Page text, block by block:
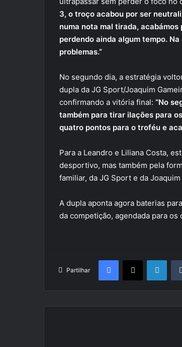
3, o troço acabou por ser
numa nota mal tirada,
perdendo ainda algum tempo.
problemas.”
No segundo dia, a estratégia
dupla da JG Sport/Joaquim
confirmando a vitória final: “No
também para tirar ilações para
quatro pontos para o troféu e
Para a Leandro e Liliana Costa,
desportivo, mas também pela
familiar, da JG Sport e da
A dupla aponta agora baterias
da competição, agendada para os
Partilhar
Facebook
X